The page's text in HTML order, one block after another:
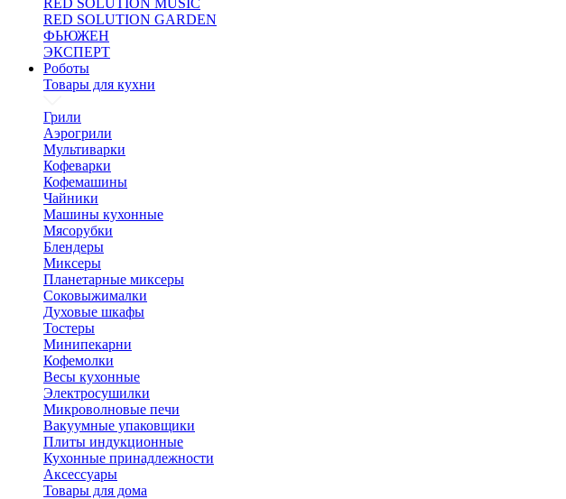
RED SOLUTION GARDEN
ФЬЮЖЕН
ЭКСПЕРТ
Роботы
Товары для кухни
Грили
Аэрогрили
Мультиварки
Кофеварки
Кофемашины
Чайники
Машины кухонные
Мясорубки
Блендеры
Миксеры
Планетарные миксеры
Соковыжималки
Духовые шкафы
Тостеры
Минипекарни
Кофемолки
Весы кухонные
Электросушилки
Микроволновые печи
Вакуумные упаковщики
Плиты индукционные
Кухонные принадлежности
Аксессуары
Товары для дома